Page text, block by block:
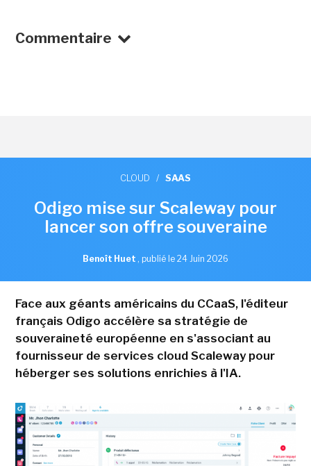
Commentaire
CLOUD / SAAS
Odigo mise sur Scaleway pour
lancer son offre souveraine
Benoît Huet , publié le 24 Juin 2026
Face aux géants américains du CCaaS, l'éditeur
français Odigo accélère sa stratégie de
souveraineté européenne en s'associant au
fournisseur de services cloud Scaleway pour
héberger ses solutions enrichies à l'IA.